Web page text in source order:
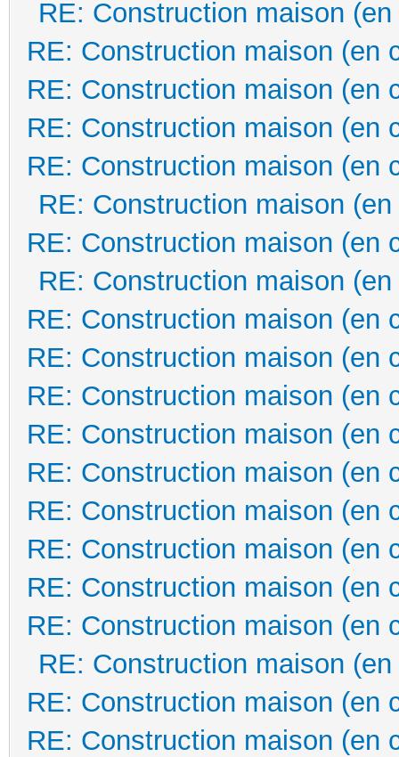
RE: Construction maison
RE: Construction maison (en
RE: Construction maison (en
RE: Construction maison (en
RE: Construction maison (en
RE: Construction maison
RE: Construction maison (en
RE: Construction maison
RE: Construction maison (en
RE: Construction maison (en
RE: Construction maison (en
RE: Construction maison (en
RE: Construction maison (en
RE: Construction maison (en
RE: Construction maison (en
RE: Construction maison (en
RE: Construction maison (en
RE: Construction maison
RE: Construction maison (en
RE: Construction maison (en